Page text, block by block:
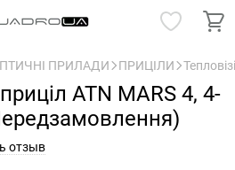
ПРИЛАДИ ПРИЦІЛИ
ATN MARS 4, 4-
отзыв